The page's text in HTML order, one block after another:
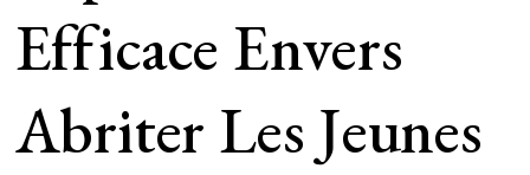
Efficace Envers
Abriter Les Jeunes